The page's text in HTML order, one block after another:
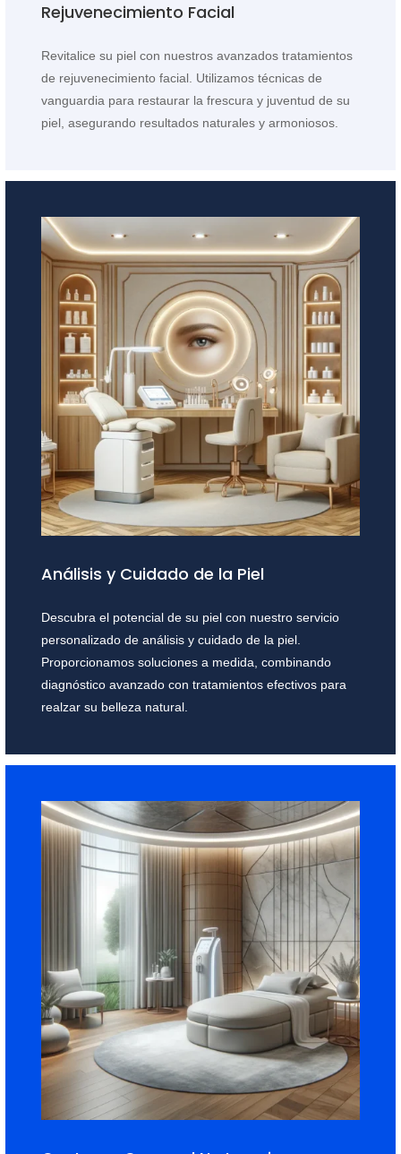
Rejuvenecimiento Facial
Revitalice su piel con nuestros avanzados tratamientos
de rejuvenecimiento facial. Utilizamos técnicas de
vanguardia para restaurar la frescura y juventud de su
piel, asegurando resultados naturales y armoniosos.
Análisis y Cuidado de la Piel
Descubra el potencial de su piel con nuestro servicio
personalizado de análisis y cuidado de la piel.
Proporcionamos soluciones a medida, combinando
diagnóstico avanzado con tratamientos efectivos para
realzar su belleza natural.